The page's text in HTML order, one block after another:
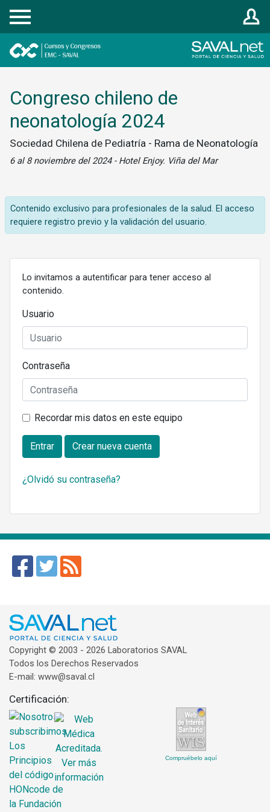
Registrarse
Congreso chileno de
neonatología 2024
Sociedad Chilena de Pediatría - Rama de Neonatología
6 al 8 noviembre del 2024 - Hotel Enjoy. Viña del Mar
Contenido exclusivo para profesionales de la salud. El acceso
requiere registro previo y la validación del usuario.
Lo invitamos a autentificar para tener acceso al
contenido.
Usuario
Contraseña
Recordar mis datos en este equipo
Entrar Crear nueva cuenta
¿Olvidó su contraseña?
Copyright © 2003 - 2026 Laboratorios SAVAL
Todos los Derechos Reservados
E-mail: www@saval.cl
Certificación:
Compruébelo aquí